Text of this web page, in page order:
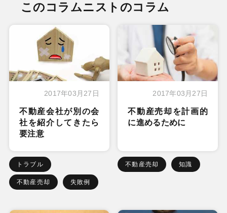
このコラムニストのコラム
2017年03月27日
不動産会社が別の会
社を紹介してきたら
要注意
トラブル
不動産売却 失敗例
2017年03月27日
不動産売却を計画的
に進めるために
不動産売却 知識